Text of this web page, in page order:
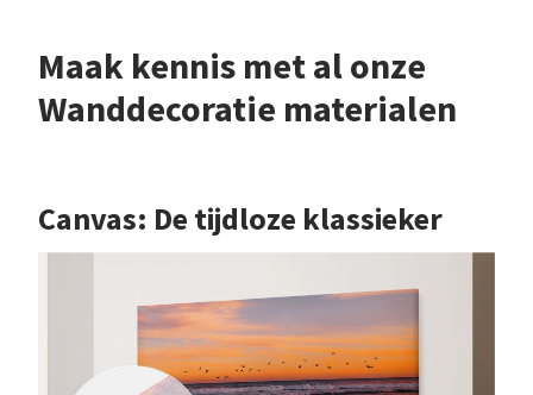
Maak kennis met al onze
Wanddecoratie materialen
Canvas: De tijdloze klassieker